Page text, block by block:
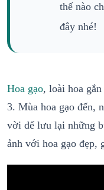
thế nào
đây nhé!
Hoa gạo, loài hoa
3. Mùa hoa gạo đến,
vời để lưu lại những
ảnh với hoa gạo đẹp,